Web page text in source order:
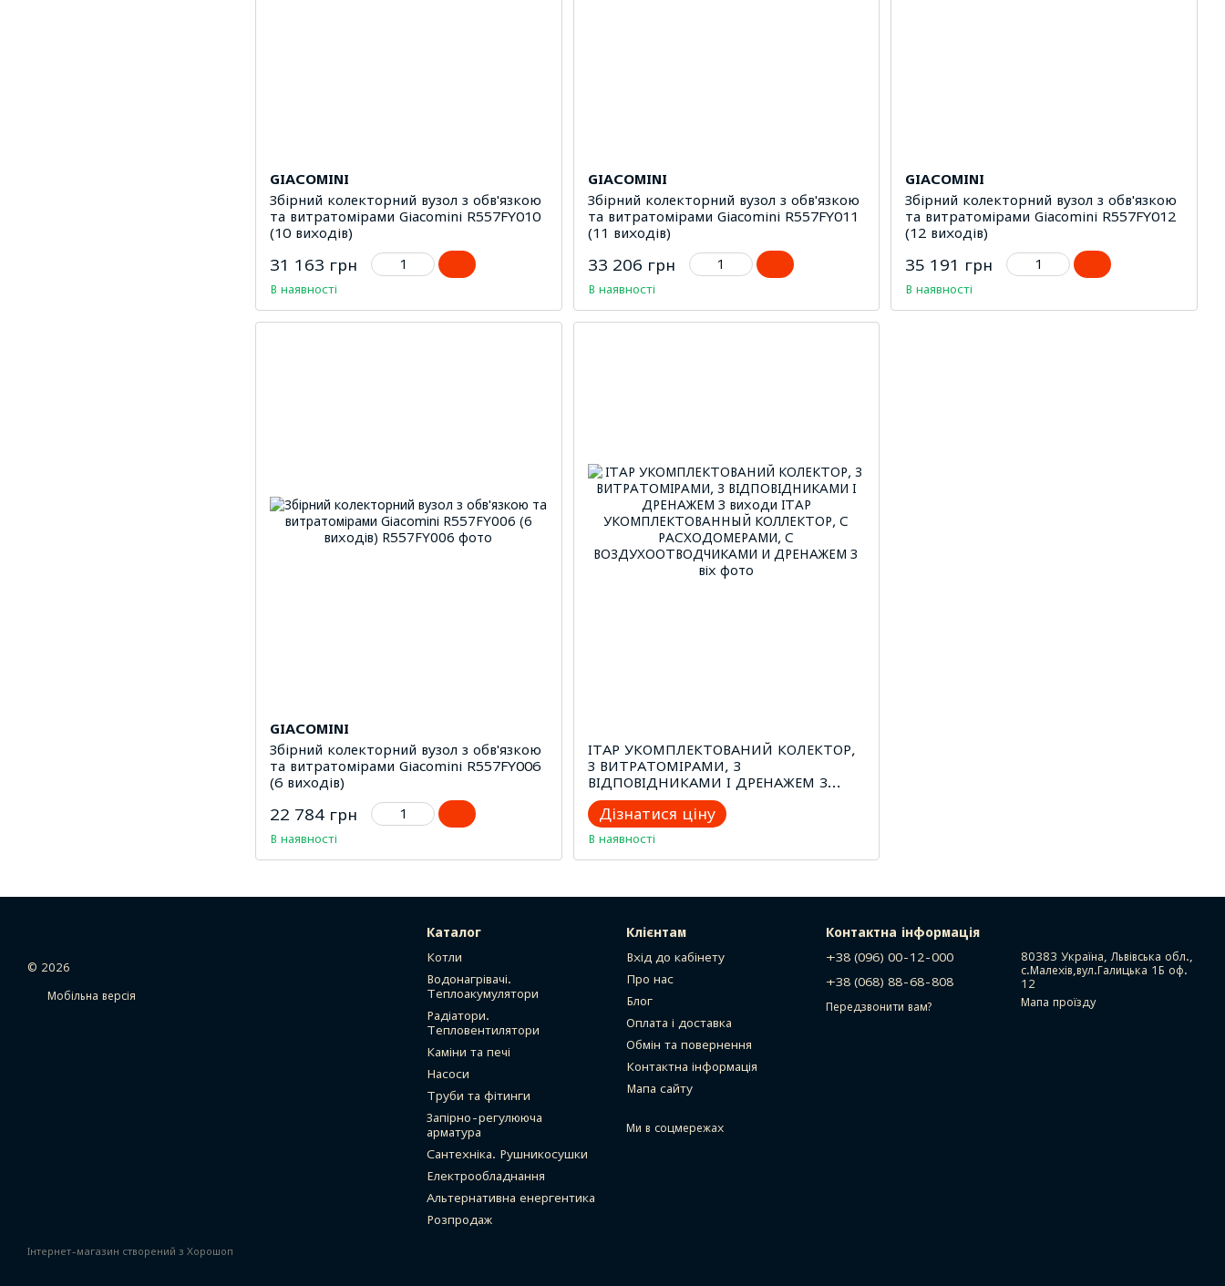
GIACOMINI
Збірний колекторний вузол з обв'язкою
та витратомірами Giacomini R557FY010
(10 виходів)
31 163 грн
В наявності
GIACOMINI
Збірний колекторний вузол з обв'язкою
та витратомірами Giacomini R557FY011
(11 виходів)
33 206 грн
В наявності
GIACOMINI
Збірний колекторний вузол з обв'язкою
та витратомірами Giacomini R557FY012
(12 виходів)
35 191 грн
В наявності
GIACOMINI
Збірний колекторний вузол з обв'язкою
та витратомірами Giacomini R557FY006
(6 виходів)
22 784 грн
В наявності
ITAP УКОМПЛЕКТОВАНИЙ КОЛЕКТОР,
З ВИТРАТОМІРАМИ, З
ВІДПОВІДНИКАМИ І ДРЕНАЖЕМ 3
виходи
Дізнатися ціну
В наявності
© 2026
Мобільна версія
Інтернет-магазин створений з Хорошоп
Каталог
Котли
Водонагрівачі.
Теплоакумулятори
Радіатори.
Тепловентилятори
Каміни та печі
Насоси
Труби та фітинги
Запірно-регулююча
арматура
Сантехніка. Рушникосушки
Електрообладнання
Альтернативна енергентика
Розпродаж
Клієнтам
Вхід до кабінету
Про нас
Блог
Оплата і доставка
Обмін та повернення
Контактна інформація
Мапа сайту
Ми в соцмережах
Контактна інформація
+38 (096) 00-12-000
+38 (068) 88-68-808
Передзвонити вам?
80383 Україна, Львівська обл.,
с.Малехів,вул.Галицька 1Б оф.
12
Мапа проїзду